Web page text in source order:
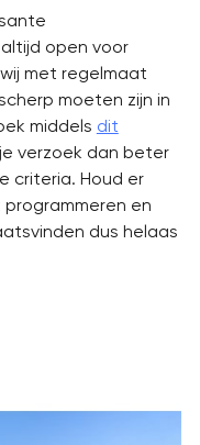
open voor
met regelmaat
moeten zijn in
middels dit
verzoek dan beter
criteria. Houd er
en
dus helaas